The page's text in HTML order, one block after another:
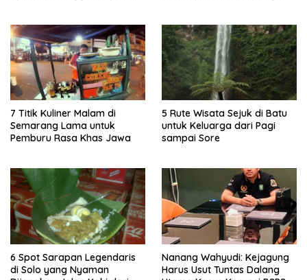
7 Titik Kuliner Malam di
Semarang Lama untuk
Pemburu Rasa Khas Jawa
5 Rute Wisata Sejuk di Batu
untuk Keluarga dari Pagi
sampai Sore
6 Spot Sarapan Legendaris
di Solo yang Nyaman
Nanang Wahyudi: Kejagung
Harus Usut Tuntas Dalang